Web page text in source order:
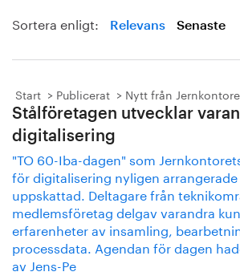
Sortera enligt: Relevans Senaste
Start Publicerat Nytt från
Stålföretagen utvecklar
digitalisering
"TO 60-Iba-dagen" som
för digitalisering nyligen
uppskattad. Deltagare från
medlemsföretag delgav varandra
erfarenheter av insamling,
processdata. Agendan för dagen
av Jens-Pe